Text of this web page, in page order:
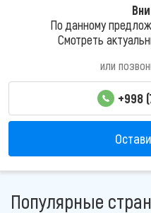
По данному
Смотреть
или
+998
Популярные